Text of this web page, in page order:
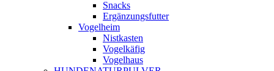
Snacks
Ergänzungsfutter
Vogelheim
Nistkasten
Vogelkäfig
Vogelhaus